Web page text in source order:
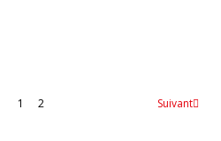
1 2 Suivant